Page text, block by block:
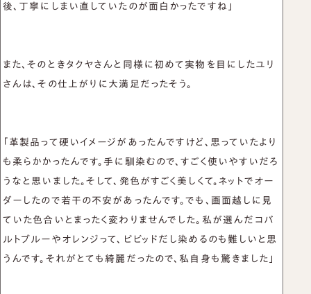
後、丁寧にしまい直していたのが面白かったですね」
また、そのときタクヤさんと同様に初めて実物を目にしたユリ
さんは、その仕上がりに大満足だったそう。
「革製品って硬いイメージがあったんですけど、思っていたより
も柔らかかったんです。手に馴染むので、すごく使いやすいだろ
うなと思いました。そして、発色がすごく美しくて。ネットでオー
ダーしたので若干の不安があったんです。でも、画面越しに見
ていた色合いとまったく変わりませんでした。私が選んだコバ
ルトブルーやオレンジって、ビビッドだし染めるのも難しいと思
うんです。それがとても綺麗だったので、私自身も驚きました」